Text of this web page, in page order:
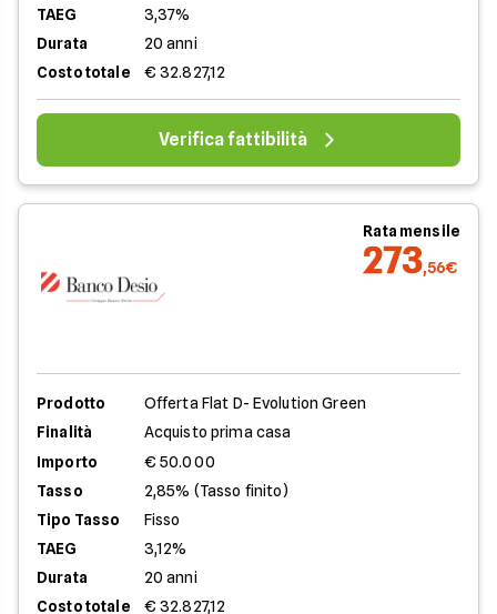
TAEG
3,37%
Durata
20 anni
Costo totale
€ 32.827,12
Verifica fattibilità
Rata mensile
273,56€
Prodotto
Offerta Flat D- Evolution Green
Finalità
Acquisto prima casa
Importo
€ 50.000
Tasso
2,85% (Tasso finito)
Tipo Tasso
Fisso
TAEG
3,12%
Durata
20 anni
Costo totale
€ 32.827,12